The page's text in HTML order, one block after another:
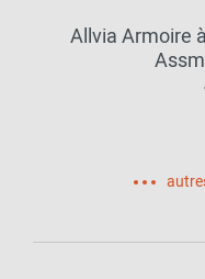
Allvia Armoire